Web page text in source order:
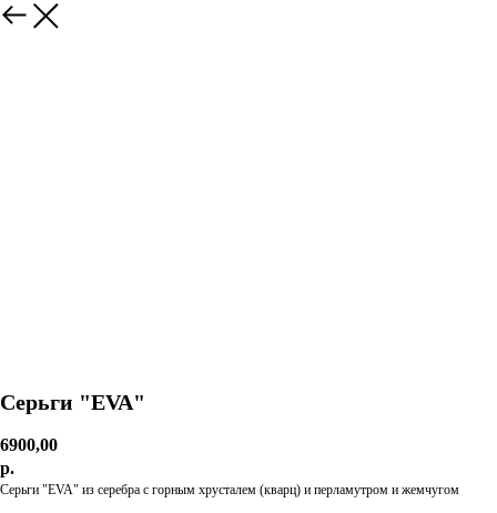
Серьги "EVA"
6900,00
р.
Серьги "EVA" из серебра с горным хрусталем (кварц) и перламутром и жемчугом